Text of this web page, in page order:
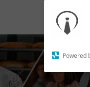
Powered
To
on the